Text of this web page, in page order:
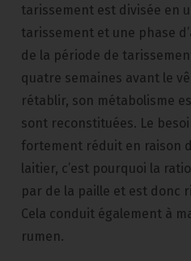
tarissement est divisée en
tarissement et une phase
de la période de
quatre semaines avant le
rétablir, son métabolisme
sont reconstituées. Le
fortement réduit en raison
laitier, c’est pourquoi la
par de la paille et est donc
Cela conduit également à
rumen.